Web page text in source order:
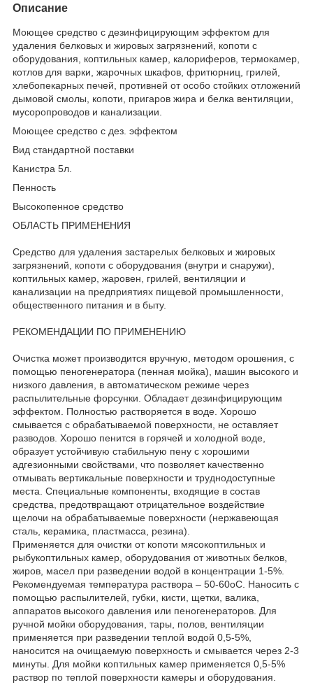
Описание
Моющее средство с дезинфицирующим эффектом для
удаления белковых и жировых загрязнений, копоти с
оборудования, коптильных камер, калориферов, термокамер,
котлов для варки, жарочных шкафов, фритюрниц, грилей,
хлебопекарных печей, противней от особо стойких отложений
дымовой смолы, копоти, пригаров жира и белка вентиляции,
мусоропроводов и канализации.
Моющее средство с дез. эффектом
Вид стандартной поставки
Канистра 5л.
Пенность
Высокопенное средство
ОБЛАСТЬ ПРИМЕНЕНИЯ
Средство для удаления застарелых белковых и жировых
загрязнений, копоти с оборудования (внутри и снаружи),
коптильных камер, жаровен, грилей, вентиляции и
канализации на предприятиях пищевой промышленности,
общественного питания и в быту.
РЕКОМЕНДАЦИИ ПО ПРИМЕНЕНИЮ
Очистка может производится вручную, методом орошения, с
помощью пеногенератора (пенная мойка), машин высокого и
низкого давления, в автоматическом режиме через
распылительные форсунки. Обладает дезинфицирующим
эффектом. Полностью растворяется в воде. Хорошо
смывается с обрабатываемой поверхности, не оставляет
разводов. Хорошо пенится в горячей и холодной воде,
образует устойчивую стабильную пену с хорошими
адгезионными свойствами, что позволяет качественно
отмывать вертикальные поверхности и труднодоступные
места. Специальные компоненты, входящие в состав
средства, предотвращают отрицательное воздействие
щелочи на обрабатываемые поверхности (нержавеющая
сталь, керамика, пластмасса, резина).
Применяется для очистки от копоти мясокоптильных и
рыбукоптильных камер, оборудования от животных белков,
жиров, масел при разведении водой в концентрации 1-5%.
Рекомендуемая температура раствора – 50-60оС. Наносить с
помощью распылителей, губки, кисти, щетки, валика,
аппаратов высокого давления или пеногенераторов. Для
ручной мойки оборудования, тары, полов, вентиляции
применяется при разведении теплой водой 0,5-5%,
наносится на очищаемую поверхность и смывается через 2-3
минуты. Для мойки коптильных камер применяется 0,5-5%
раствор по теплой поверхности камеры и оборудования.